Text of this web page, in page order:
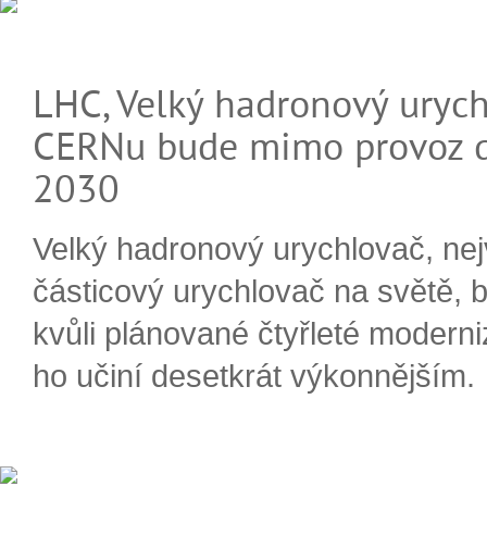
LHC, Velký hadronový
CERNu bude mimo provoz
2030
Velký hadronový urychlovač,
částicový urychlovač na světě,
kvůli plánované čtyřleté
ho učiní desetkrát výkonnějším.